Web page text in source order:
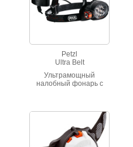
Petzl
Ultra Belt
Ультрамощный
налобный фонарь с
ULTRA(4000мАч).